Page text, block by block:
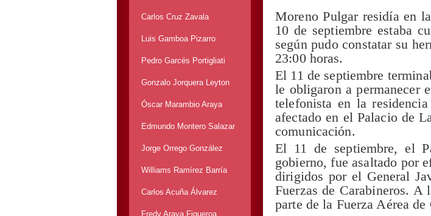
Moreno Pulgar residía en
10 de septiembre estaba
según pudo constatar su
23:00 horas.
El 11 de septiembre
le obligaron a permanecer
telefonista en la
afectado en el Palacio de
comunicación.
El 11 de septiembre, el
gobierno, fue asaltado por
dirigidos por el General
Fuerzas de Carabineros. A
parte de la Fuerza Aérea
Carlos Cruz Zavala
Luis Gamboa Pizarro
Pedro Garcés Portigliati
Gonzalo Jorquera Leyton
Óscar Marambio Araya
Edmundo Montero Salazar
Jorge Orrego González
Williams Ramírez Barría
Carlos Acuña Álvarez
Fredy Araya Figueroa